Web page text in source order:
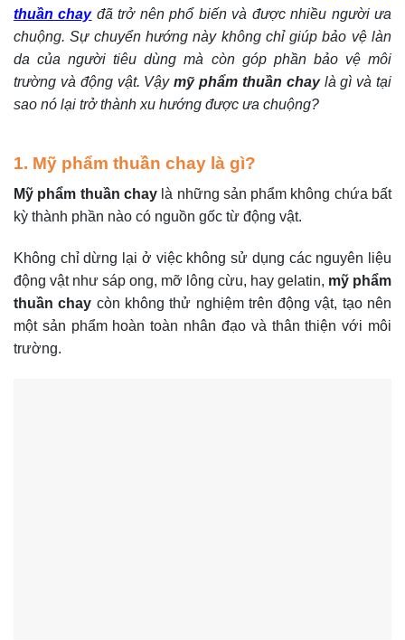
thuần chayđã trở nên phổ biến và được nhiều người ưa
chuộng. Sự chuyển hướng này không chỉ giúp bảo vệ làn
da của người tiêu dùng mà còn góp phần bảo vệ môi
trường và động vật. Vậymỹ phẩm thuần chaylà gì và tại
sao nó lại trở thành xu hướng được ưa chuộng?
1. Mỹ phẩm thuần chay là gì?
Mỹ phẩm thuần chaylà những sản phẩm không chứa bất
kỳ thành phần nào có nguồn gốc từ động vật.
Không chỉ dừng lại ở việc không sử dụng các nguyên liệu
động vật như sáp ong, mỡ lông cừu, hay gelatin, mỹ phẩm
thuần chay còn không thử nghiệm trên động vật, tạo nên
một sản phẩm hoàn toàn nhân đạo và thân thiện với môi
trường.